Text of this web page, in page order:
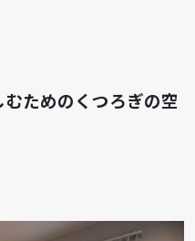
ためのくつろぎの空